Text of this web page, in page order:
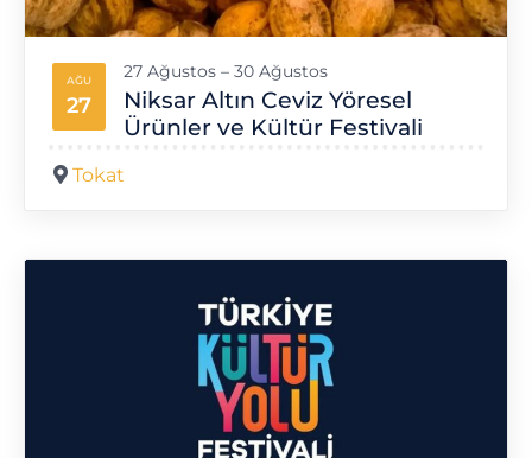
AĞU
27
Niksar Altın Ceviz Yöresel
Ürünler ve Kültür Festivali
27 Ağustos – 30 Ağustos
Tokat